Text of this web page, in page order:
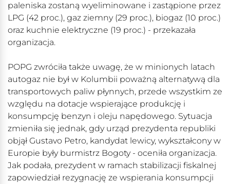
paleniska zostaną wyeliminowane i zastąpione przez
LPG (42 proc.), gaz ziemny (29 proc.), biogaz (10 proc.)
oraz kuchnie elektryczne (19 proc.) - przekazała
organizacja.
POPG zwróciła także uwagę, że w minionych latach
autogaz nie był w Kolumbii poważną alternatywą dla
transportowych paliw płynnych, przede wszystkim ze
względu na dotacje wspierające produkcję i
konsumpcję benzyn i oleju napędowego. Sytuacja
zmieniła się jednak, gdy urząd prezydenta republiki
objął Gustavo Petro, kandydat lewicy, wykształcony w
Europie były burmistrz Bogoty - oceniła organizacja.
Jak podała, prezydent w ramach stabilizacji fiskalnej
zapowiedział rezygnację ze wspierania konsumpcji